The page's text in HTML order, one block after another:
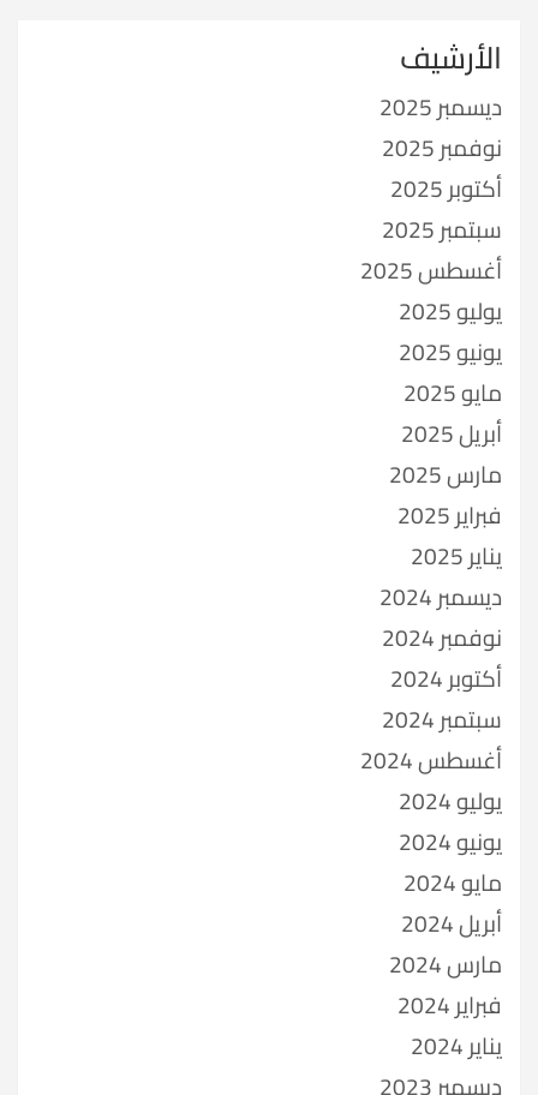
الأرشيف
ديسمبر 2025
نوفمبر 2025
أكتوبر 2025
سبتمبر 2025
أغسطس 2025
يوليو 2025
يونيو 2025
مايو 2025
أبريل 2025
مارس 2025
فبراير 2025
يناير 2025
ديسمبر 2024
نوفمبر 2024
أكتوبر 2024
سبتمبر 2024
أغسطس 2024
يوليو 2024
يونيو 2024
مايو 2024
أبريل 2024
مارس 2024
فبراير 2024
يناير 2024
ديسمبر 2023